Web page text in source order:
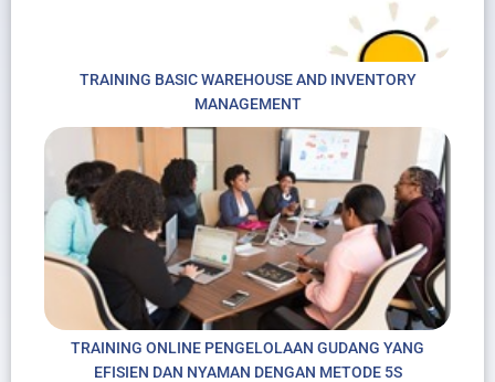
TRAINING BASIC WAREHOUSE AND INVENTORY
MANAGEMENT
TRAINING ONLINE PENGELOLAAN GUDANG YANG
EFISIEN DAN NYAMAN DENGAN METODE 5S